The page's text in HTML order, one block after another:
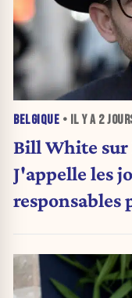
BELGIQUE • IL Y A 2
Bill White sur
J'appelle les
responsables